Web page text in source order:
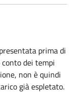
prima di
dei tempi
, non è quindi
già espletato.